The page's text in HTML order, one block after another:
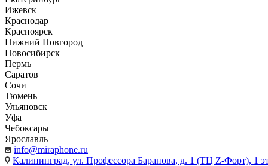
Ижевск
Краснодар
Красноярск
Нижний Новгород
Новосибирск
Пермь
Саратов
Сочи
Тюмень
Ульяновск
Уфа
Чебоксары
Ярославль
info@miraphone.ru
Калининград, ул. Профессора Баранова, д. 1 (ТЦ Z-Форт), 1